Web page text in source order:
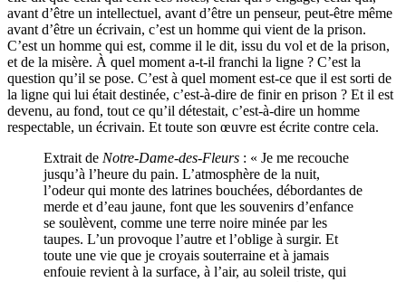
avant d’être un intellectuel, avant d’être un penseur, peut-être même
avant d’être un écrivain, c’est un homme qui vient de la prison.
C’est un homme qui est, comme il le dit, issu du vol et de la prison,
et de la misère. À quel moment a-t-il franchi la ligne ? C’est la
question qu’il se pose. C’est à quel moment est-ce que il est sorti de
la ligne qui lui était destinée, c’est-à-dire de finir en prison ? Et il est
devenu, au fond, tout ce qu’il détestait, c’est-à-dire un homme
respectable, un écrivain. Et toute son œuvre est écrite contre cela.
Extrait de Notre-Dame-des-Fleurs : « Je me recouche
jusqu’à l’heure du pain. L’atmosphère de la nuit,
l’odeur qui monte des latrines bouchées, débordantes de
merde et d’eau jaune, font que les souvenirs d’enfance
se soulèvent, comme une terre noire minée par les
taupes. L’un provoque l’autre et l’oblige à surgir. Et
toute une vie que je croyais souterraine et à jamais
enfouie revient à la surface, à l’air, au soleil triste, qui